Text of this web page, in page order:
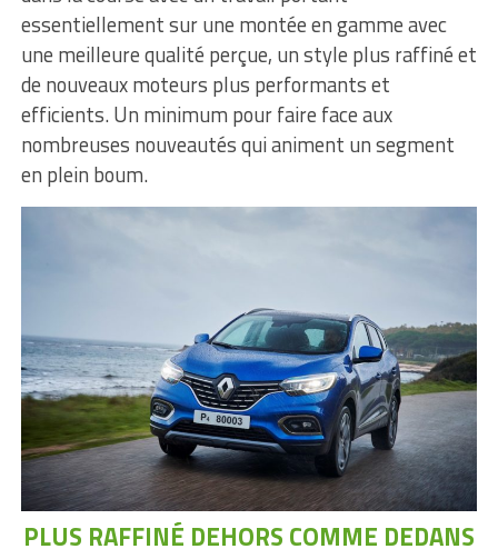
essentiellement sur une montée en gamme avec
une meilleure qualité perçue, un style plus raffiné et
de nouveaux moteurs plus performants et
efficients. Un minimum pour faire face aux
nombreuses nouveautés qui animent un segment
en plein boum.
PLUS RAFFINÉ DEHORS COMME DEDANS